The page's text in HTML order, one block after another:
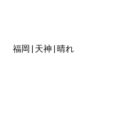
福岡|天神|晴れ